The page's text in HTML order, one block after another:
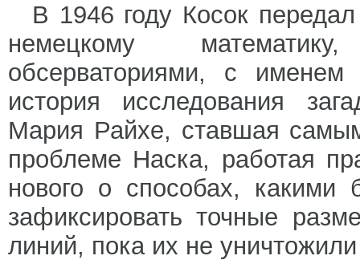
В 1946 году Косок
немецкому
обсерваториями, с именем
история исследования
Мария Райхе, ставшая
проблеме Наска, работая
нового о способах,
зафиксировать точные
линий, пока их не